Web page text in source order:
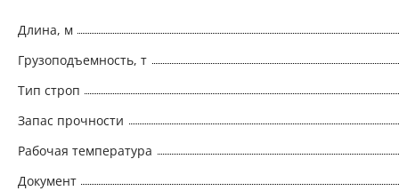
Длина, м
Грузоподъемность, т
Тип строп
Запас прочности
Рабочая температура
Документ